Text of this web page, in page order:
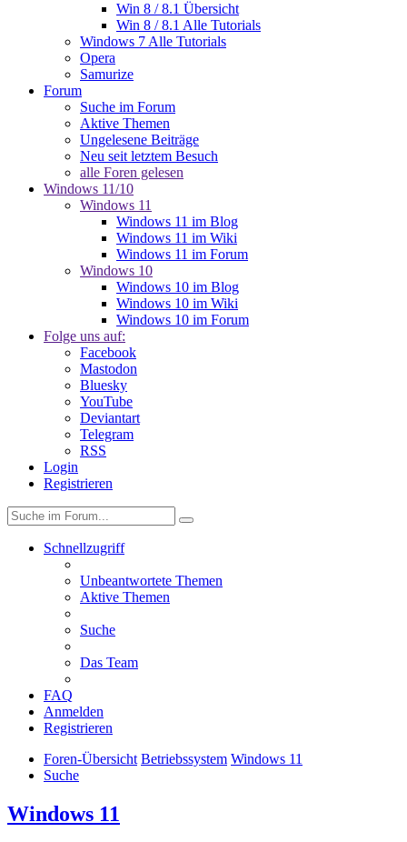
Win 8 / 8.1 Übersicht
Win 8 / 8.1 Alle Tutorials
Windows 7 Alle Tutorials
Opera
Samurize
Forum
Suche im Forum
Aktive Themen
Ungelesene Beiträge
Neu seit letztem Besuch
alle Foren gelesen
Windows 11/10
Windows 11
Windows 11 im Blog
Windows 11 im Wiki
Windows 11 im Forum
Windows 10
Windows 10 im Blog
Windows 10 im Wiki
Windows 10 im Forum
Folge uns auf:
Facebook
Mastodon
Bluesky
YouTube
Deviantart
Telegram
RSS
Login
Registrieren
Schnellzugriff
Unbeantwortete Themen
Aktive Themen
Suche
Das Team
FAQ
Anmelden
Registrieren
Foren-Übersicht Betriebssystem Windows 11
Suche
Windows 11